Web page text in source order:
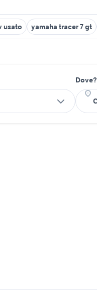
usato yamaha tracer 7 gt
Dove?